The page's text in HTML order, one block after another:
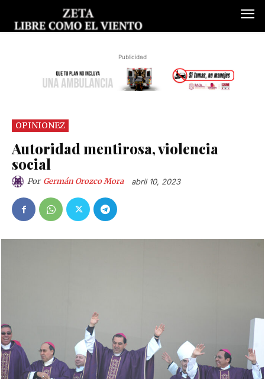
Publicidad
OPINIONEZ
Autoridad mentirosa, violencia
social
Por Germán Orozco Mora abril 10, 2023